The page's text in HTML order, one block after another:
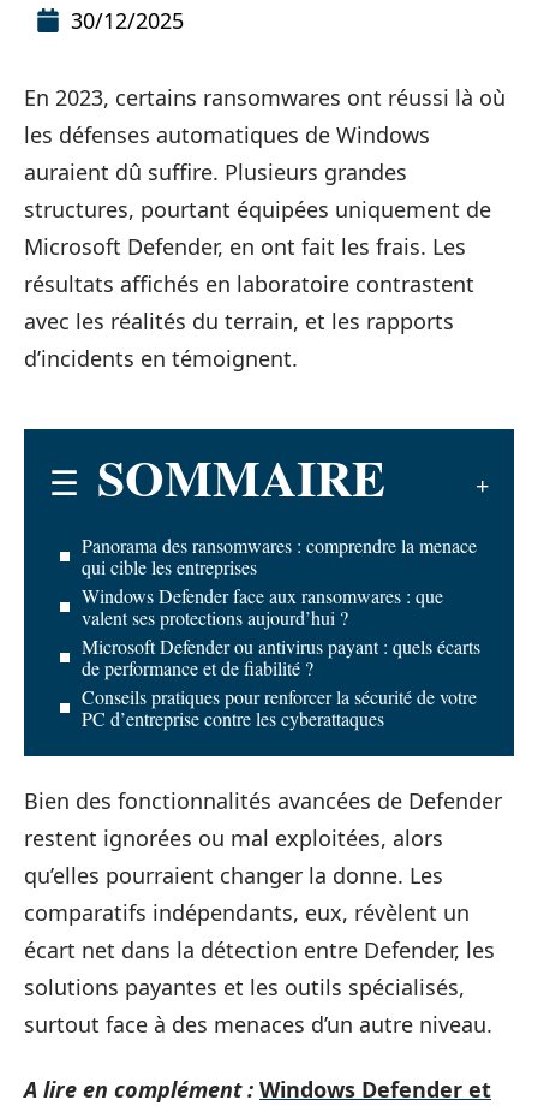
30/12/2025
En 2023, certains ransomwares ont réussi là où
les défenses automatiques de Windows
auraient dû suffire. Plusieurs grandes
structures, pourtant équipées uniquement de
Microsoft Defender, en ont fait les frais. Les
résultats affichés en laboratoire contrastent
avec les réalités du terrain, et les rapports
d’incidents en témoignent.
SOMMAIRE
Panorama des ransomwares : comprendre la menace
qui cible les entreprises
Windows Defender face aux ransomwares : que
valent ses protections aujourd’hui ?
Microsoft Defender ou antivirus payant : quels écarts
de performance et de fiabilité ?
Conseils pratiques pour renforcer la sécurité de votre
PC d’entreprise contre les cyberattaques
Bien des fonctionnalités avancées de Defender
restent ignorées ou mal exploitées, alors
qu’elles pourraient changer la donne. Les
comparatifs indépendants, eux, révèlent un
écart net dans la détection entre Defender, les
solutions payantes et les outils spécialisés,
surtout face à des menaces d’un autre niveau.
A lire en complément : Windows Defender et